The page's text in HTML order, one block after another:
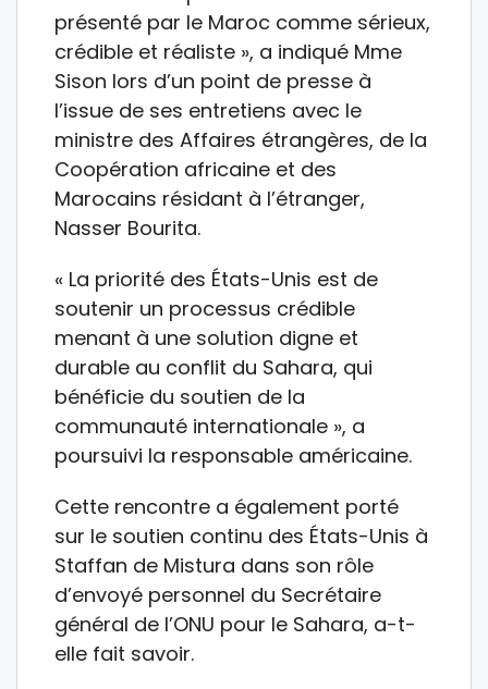
présenté par le Maroc comme sérieux,
crédible et réaliste », a indiqué Mme
Sison lors d’un point de presse à
l’issue de ses entretiens avec le
ministre des Affaires étrangères, de la
Coopération africaine et des
Marocains résidant à l’étranger,
Nasser Bourita.
« La priorité des États-Unis est de
soutenir un processus crédible
menant à une solution digne et
durable au conflit du Sahara, qui
bénéficie du soutien de la
communauté internationale », a
poursuivi la responsable américaine.
Cette rencontre a également porté
sur le soutien continu des États-Unis à
Staffan de Mistura dans son rôle
d’envoyé personnel du Secrétaire
général de l’ONU pour le Sahara, a-t-
elle fait savoir.